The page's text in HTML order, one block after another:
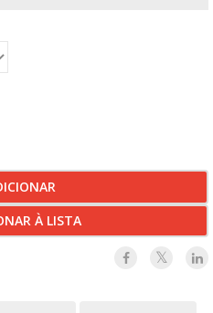
À LISTA